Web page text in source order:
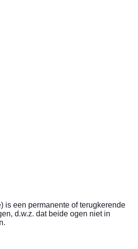
is een permanente of terugkerende
d.w.z. dat beide ogen niet in